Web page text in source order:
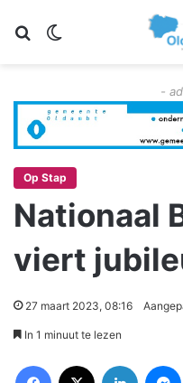
Zoeken
-
Op Stap
Nationaal
viert
27 maart 2023, 08:16
In 1 minuut te lezen